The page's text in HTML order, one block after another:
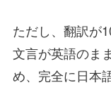
ただし、翻訳が
文言が英語のま
め、完全に日本